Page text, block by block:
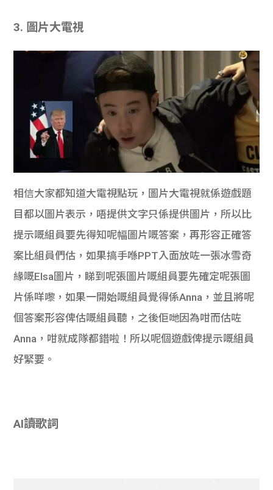
3. 圖片大電視
相信大家都知道大電視點玩，圖片大電視就係遊戲題
目都以圖片表示，唔提供文字只係提供圖片，所以比
提示嘅組員要先得知呢幅圖片嘅答案，再形容正確答
案比組員們估，如果搞手喺PPT入面放咗一張冰雪奇
緣嘅Elsa圖片，睇到呢張圖片嘅組員要先確定呢張圖
片係咩嚟，如果一開始嘅組員覺得係Anna，並且將呢
個答案形容俾估嘅組員聽，之後佢哋因為咁而估咗
Anna，咁就成隊都錯啦！所以呢個遊戲俾提示嘅組員
好緊要。
AI讀歌詞